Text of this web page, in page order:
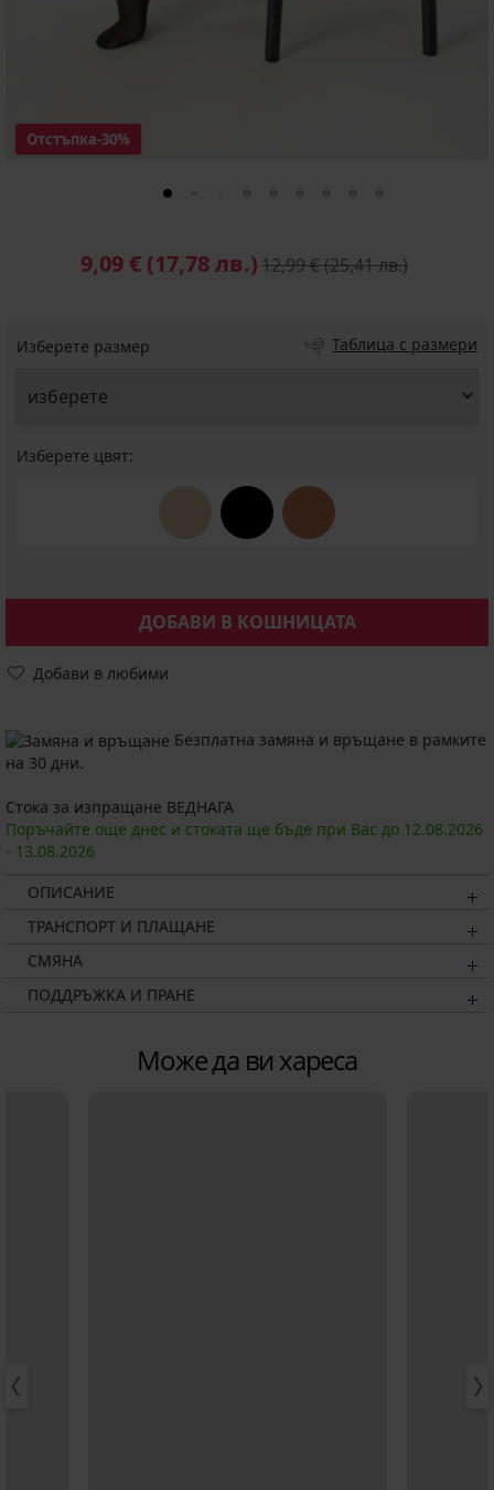
Отстъпка-30%
9,09 € (17,78 лв.)12,99 €(25,41 лв.)
Изберете размер Таблица с размери
Изберете цвят:
ДОБАВИ В КОШНИЦАТА
Добави в любими
Безплатна замяна и връщане в рамките
на 30 дни.
Стока за изпращане ВЕДНАГА
Поръчайте още днес и стоката ще бъде при Вас до 12.08.2026
- 13.08.2026
ОПИСАНИЕ
ТРАНСПОРТ И ПЛАЩАНЕ
СМЯНА
ПОДДРЪЖКА И ПРАНЕ
Може да ви хареса